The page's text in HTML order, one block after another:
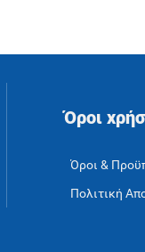
Όροι
Όροι &
Πολιτική